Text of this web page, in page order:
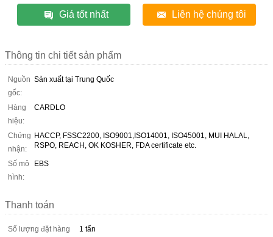
Giá tốt nhất Liên hệ chúng tôi
Thông tin chi tiết sản phẩm
Nguồn
gốc:
Sản xuất tại Trung Quốc
Hàng
hiệu:
CARDLO
Chứng
nhận:
HACCP, FSSC2200, ISO9001,ISO14001, ISO45001, MUI HALAL,
RSPO, REACH, OK KOSHER, FDA certificate etc.
Số mô
hình:
EBS
Thanh toán
Số lượng đặt hàng
1 tấn